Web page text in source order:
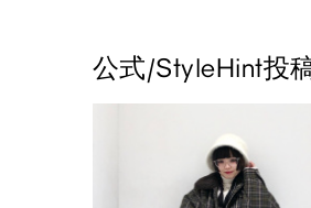
公式/StyleHint投